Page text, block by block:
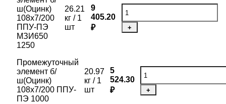
ш(Оцинк)
108х7/200
ППУ-ПЭ
МЗИ650
1250
26.21
кг / 1
шт
9
405.20
₽
+
Промежуточный
элемент б/
ш(Оцинк)
108х7/200 ППУ-
ПЭ 1000
20.97
кг / 1
шт
5
524.30
₽
+